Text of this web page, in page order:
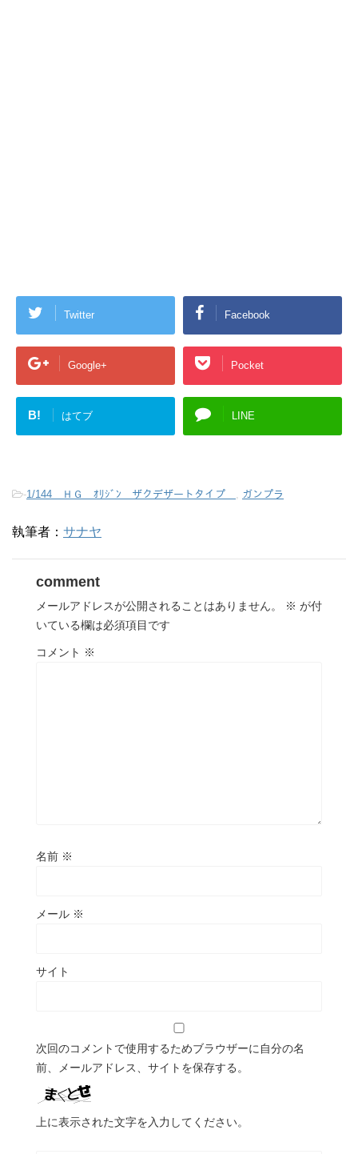
Twitter Facebook
Google+ Pocket
B! はてブ LINE
-1/144 ＨＧ ｵﾘｼﾞﾝ ザクデザートタイプ ガンプラ
執筆者： サナヤ
comment
メールアドレスが公開されることはありません。 ※ が付
いている欄は必須項目です
コメント ※
名前 ※
メール ※
サイト
次回のコメントで使用するためブラウザーに自分の名
前、メールアドレス、サイトを保存する。
上に表示された文字を入力してください。